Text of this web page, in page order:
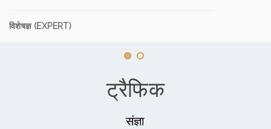
विशेषज्ञ (EXPERT)
ट्रैफिक
संज्ञा